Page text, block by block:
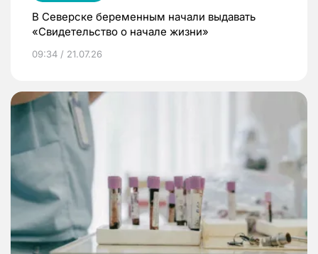
В Северске беременным начали выдавать
«Свидетельство о начале жизни»
09:34 / 21.07.26